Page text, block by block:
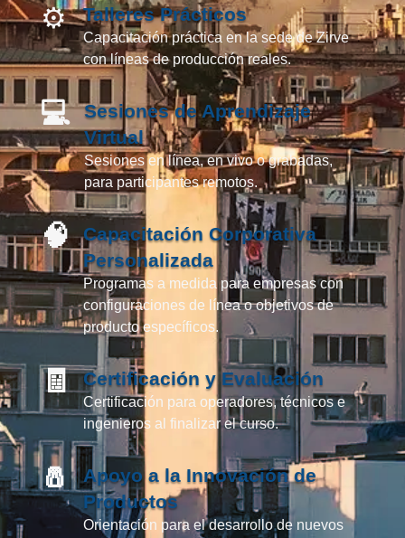
⚙️ Talleres Prácticos
Capacitación práctica en la sede de Zirve
con líneas de producción reales.
💻
Sesiones de Aprendizaje
Virtual
Sesiones en línea, en vivo o grabadas,
para participantes remotos.
🧠
Capacitación Corporativa
Personalizada
Programas a medida para empresas con
configuraciones de línea o objetivos de
producto específicos.
🧾 Certificación y Evaluación
Certificación para operadores, técnicos e
ingenieros al finalizar el curso.
🧂
Apoyo a la Innovación de
Productos
Orientación para el desarrollo de nuevos